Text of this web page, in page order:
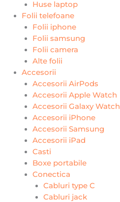
Huse laptop
Folii telefoane
Folii iphone
Folii samsung
Folii camera
Alte folii
Accesorii
Accesorii AirPods
Accesorii Apple Watch
Accesorii Galaxy Watch
Accesorii iPhone
Accesorii Samsung
Accesorii iPad
Casti
Boxe portabile
Conectica
Cabluri type C
Cabluri jack